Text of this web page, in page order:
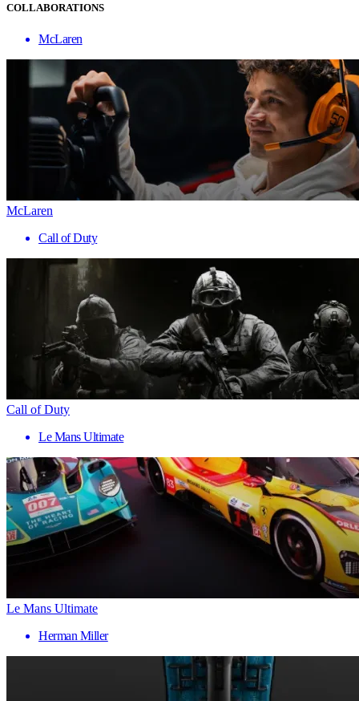
COLLABORATIONS
McLaren
McLaren
Call of Duty
Call of Duty
Le Mans Ultimate
Le Mans Ultimate
Herman Miller